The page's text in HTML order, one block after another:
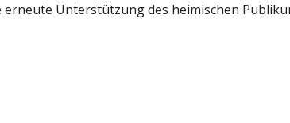
Unterstützung des heimischen